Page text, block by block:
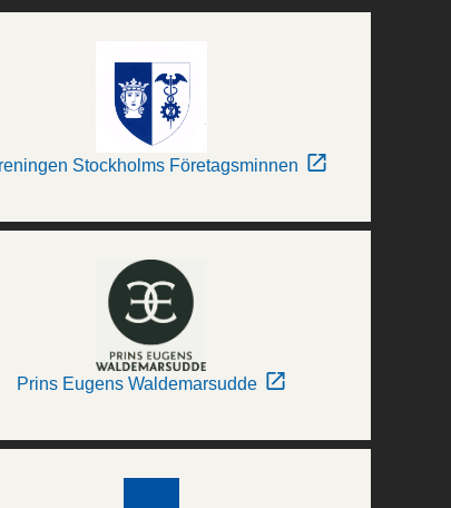
Stockholms Företagsminnen
Prins Eugens Waldemarsudde